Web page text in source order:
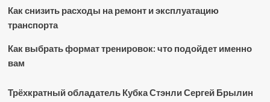
Как снизить расходы на ремонт и эксплуатацию
транспорта
Как выбрать формат тренировок: что подойдет именно
вам
Трёхкратный обладатель Кубка Стэнли Сергей Брылин